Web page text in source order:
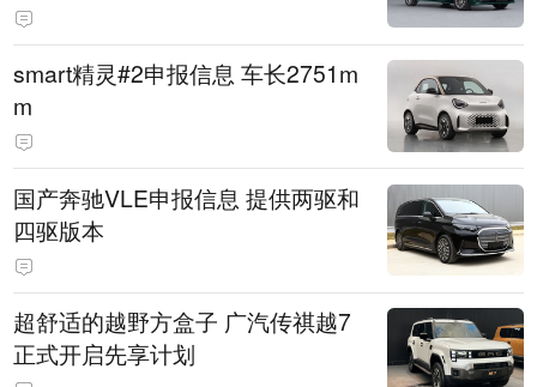
smart精灵#2申报信息 车长2751m
m
国产奔驰VLE申报信息 提供两驱和
四驱版本
超舒适的越野方盒子 广汽传祺越7
正式开启先享计划